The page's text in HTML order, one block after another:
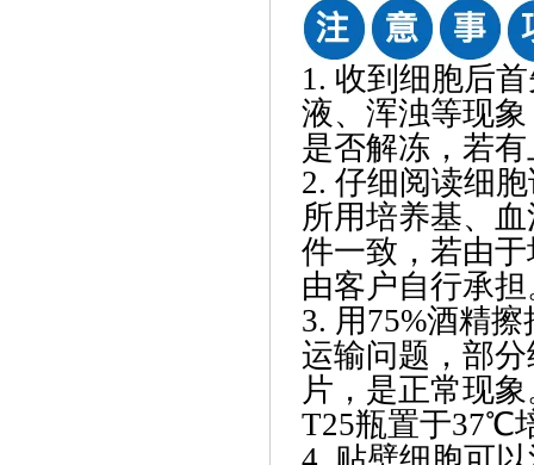
1. 收到细胞后
液、浑浊等现
是否解冻，若
2. 仔细阅读细
所用培养基、
件一致，若由
由客户自行承担
3. 用75%酒精
运输问题，部
片，是正常现
T25瓶置于37℃